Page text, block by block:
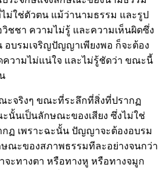
ม่ใช่ตัวตน แม้ว่านามธรรม และรูป
ชชา ความไม่รู้ และความเห็นผิดซึ่ง
อบรมเจริญปัญญาเพียงพอ ก็จะต้อง
ความไม่แน่ใจ และไม่รู้ชัดว่า ขณะนี้
ะจริงๆ ขณะที่ระลึกที่สิ่งที่ปรากฏ
นั้นเป็นลักษณะของเสียง ซึ่งไม่ใช่
กฏ เพราะฉะนั้น ปัญญาจะต้องอบรม
ณะของสภาพธรรมทีละอย่างจนกว่า
ะทางตา หรือทางหู หรือทางจมูก